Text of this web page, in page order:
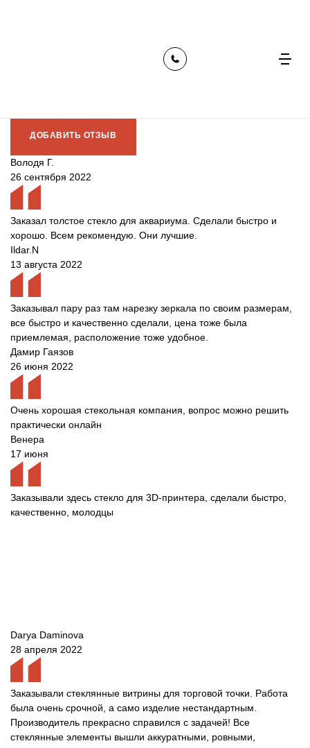
ДОБАВИТЬ ОТЗЫВ
Володя Г.
26 сентября 2022
Заказал толстое стекло для аквариума. Сделали быстро и
хорошо. Всем рекомендую. Они лучшие.
Ildar.N
13 августа 2022
Заказывал пару раз там нарезку зеркала по своим размерам,
все быстро и качественно сделали, цена тоже была
приемлемая, расположение тоже удобное.
Дамир Гаязов
26 июня 2022
Очень хорошая стекольная компания, вопрос можно решить
практически онлайн
Венера
17 июня
Заказывали здесь стекло для 3D-принтера, сделали быстро,
качественно, молодцы
Darya Daminova
28 апреля 2022
Заказывали стеклянные витрины для торговой точки. Работа
была очень срочной, а само изделие нестандартным.
Производитель прекрасно справился с задачей! Все
стеклянные элементы вышли аккуратными, ровными,